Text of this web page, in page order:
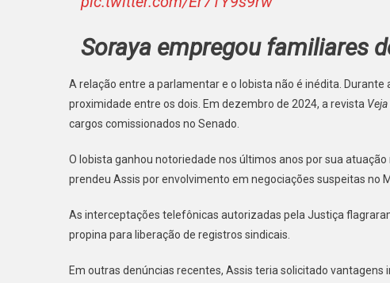
Soraya empregou familiares
A relação entre a parlamentar e o lobista não é inédita. Durante
proximidade entre os dois. Em dezembro de 2024, a revista Veja
cargos comissionados no Senado.
O lobista ganhou notoriedade nos últimos anos por sua atuação
prendeu Assis por envolvimento em negociações suspeitas no
As interceptações telefônicas autorizadas pela Justiça
propina para liberação de registros sindicais.
Em outras denúncias recentes, Assis teria solicitado